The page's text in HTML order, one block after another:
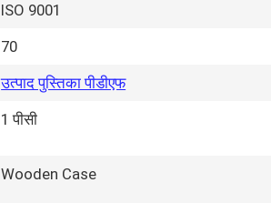
ISO 9001
70
उत्पाद पुस्तिका पीडीएफ
1 पीसी
Wooden Case